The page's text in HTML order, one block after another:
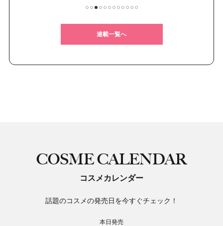
連載一覧へ
COSME CALENDAR
コスメカレンダー
話題のコスメの発売日を今すぐチェック！
本日発売